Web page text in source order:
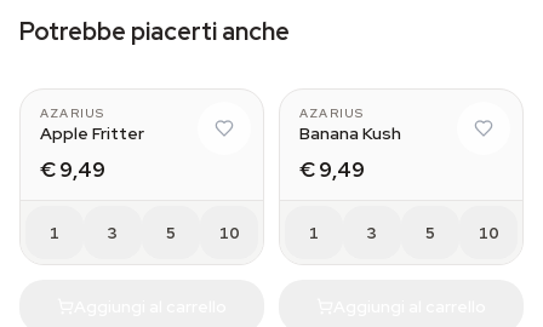
Potrebbe piacerti anche
AZARIUS
Apple Fritter
€ 9,49
1 3 5 10
AZARIUS
Banana Kush
€ 9,49
1 3 5 10